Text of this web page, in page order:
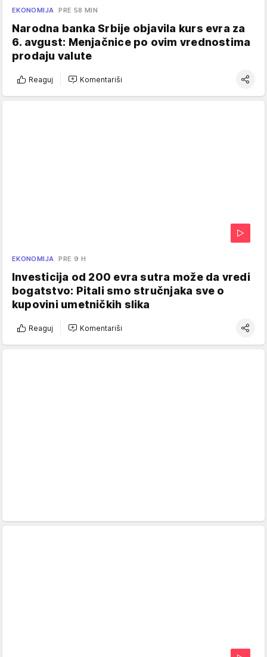
EKONOMIJA PRE 58 MIN
Narodna banka Srbije objavila kurs evra za
6. avgust: Menjačnice po ovim vrednostima
prodaju valute
Reaguj Komentariši
EKONOMIJA PRE 9 H
Investicija od 200 evra sutra može da vredi
bogatstvo: Pitali smo stručnjaka sve o
kupovini umetničkih slika
Reaguj Komentariši